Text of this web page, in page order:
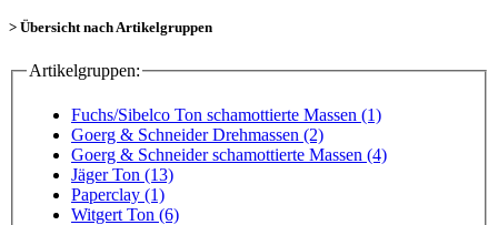
> Übersicht nach Artikelgruppen
Artikelgruppen:
Fuchs/Sibelco Ton schamottierte Massen (1)
Goerg & Schneider Drehmassen (2)
Goerg & Schneider schamottierte Massen (4)
Jäger Ton (13)
Paperclay (1)
Witgert Ton (6)